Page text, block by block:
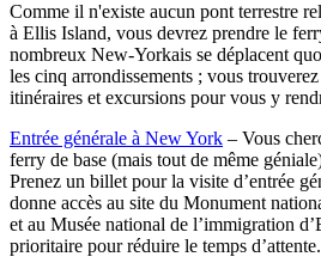
Comme il n'existe aucun pont terrestre
à Ellis Island, vous devrez prendre le
nombreux New-Yorkais se déplacent
les cinq arrondissements ; vous
itinéraires et excursions pour vous y
Entrée générale à New York – Vous
ferry de base (mais tout de même
Prenez un billet pour la visite d’entrée
donne accès au site du Monument
et au Musée national de l’immigration
prioritaire pour réduire le temps d’attente.